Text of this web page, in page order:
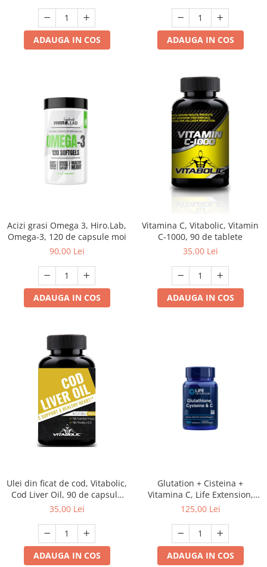
ADAUGA IN COS ADAUGA IN COS
Acizi grasi Omega 3, Hiro.Lab,
Omega-3, 120 de capsule moi
90,00 Lei
ADAUGA IN COS
Vitamina C, Vitabolic, Vitamin
C-1000, 90 de tablete
35,00 Lei
ADAUGA IN COS
Ulei din ficat de cod, Vitabolic,
Cod Liver Oil, 90 de capsule
moi
35,00 Lei
ADAUGA IN COS
Glutation + Cisteina +
Vitamina C, Life Extension,
Glutathione, Cysteine & C, 100
125,00 Lei
ADAUGA IN COS